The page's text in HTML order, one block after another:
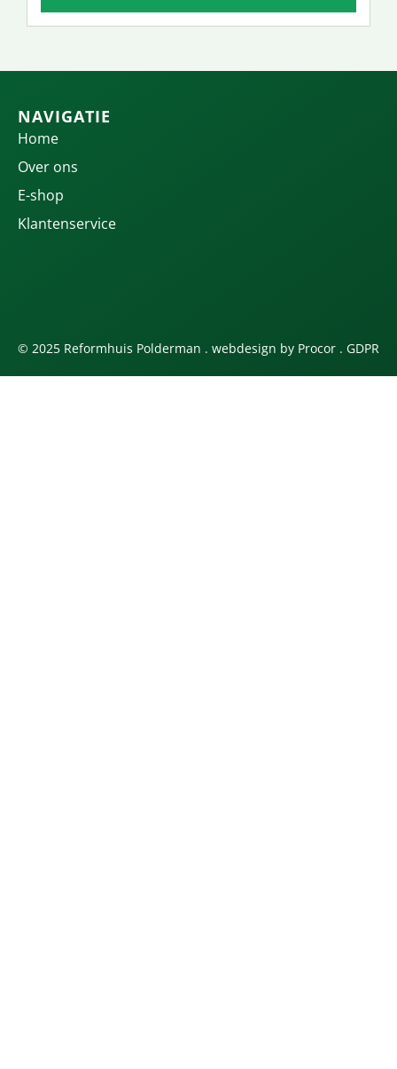
NAVIGATIE
Home
Over ons
E-shop
Klantenservice
© 2025 Reformhuis Polderman . webdesign by Procor . GDPR